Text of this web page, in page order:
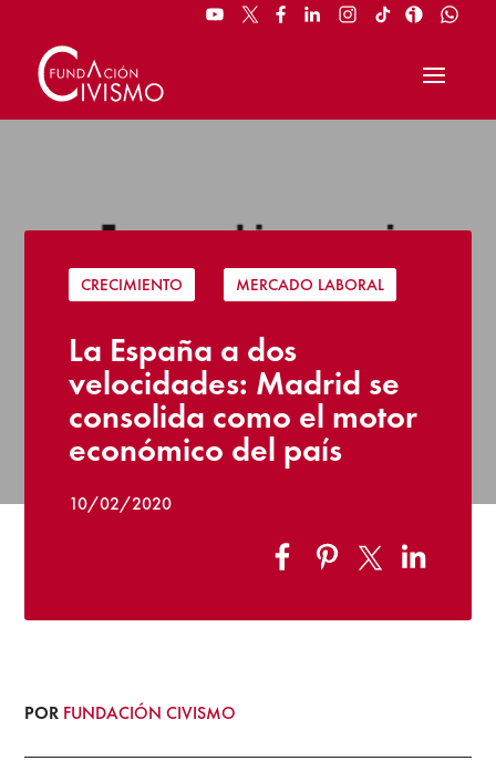
CRECIMIENTO MERCADO LABORAL
La España a dos
velocidades: Madrid se
consolida como el motor
económico del país
10/02/2020
POR FUNDACIÓN CIVISMO